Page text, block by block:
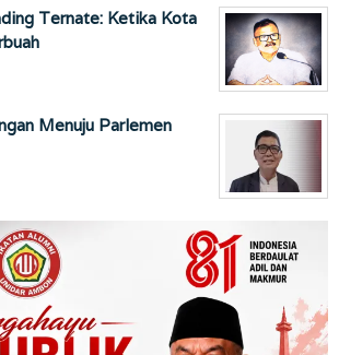
Ternate: Ketika Kota
Menuju Parlemen